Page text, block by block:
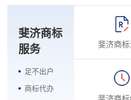
斐济商标
服务
足不出户
商标代办
斐济商